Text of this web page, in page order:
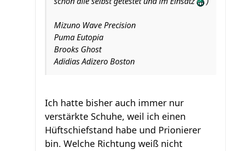
Mizuno Wave Precision
Puma Eutopia
Brooks Ghost
Adidias Adizero Boston
Ich hatte bisher auch immer nur
verstärkte Schuhe, weil ich einen
Hüftschiefstand habe und Prionierer
bin. Welche Richtung weiß nicht